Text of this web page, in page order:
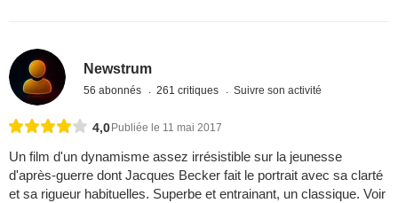
Newstrum
56 abonnés 261 critiques Suivre son activité
4,0Publiée le 11 mai 2017
Un film d'un dynamisme assez irrésistible sur la jeunesse
d'après-guerre dont Jacques Becker fait le portrait avec sa clarté
et sa rigueur habituelles. Superbe et entrainant, un classique. Voir